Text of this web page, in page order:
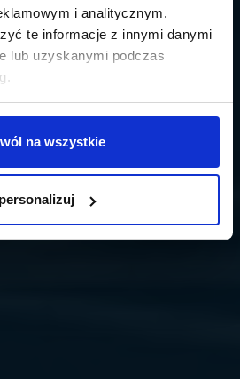
i analitycznym.
te informacje z innymi danymi
lub uzyskanymi podczas
na wszystkie